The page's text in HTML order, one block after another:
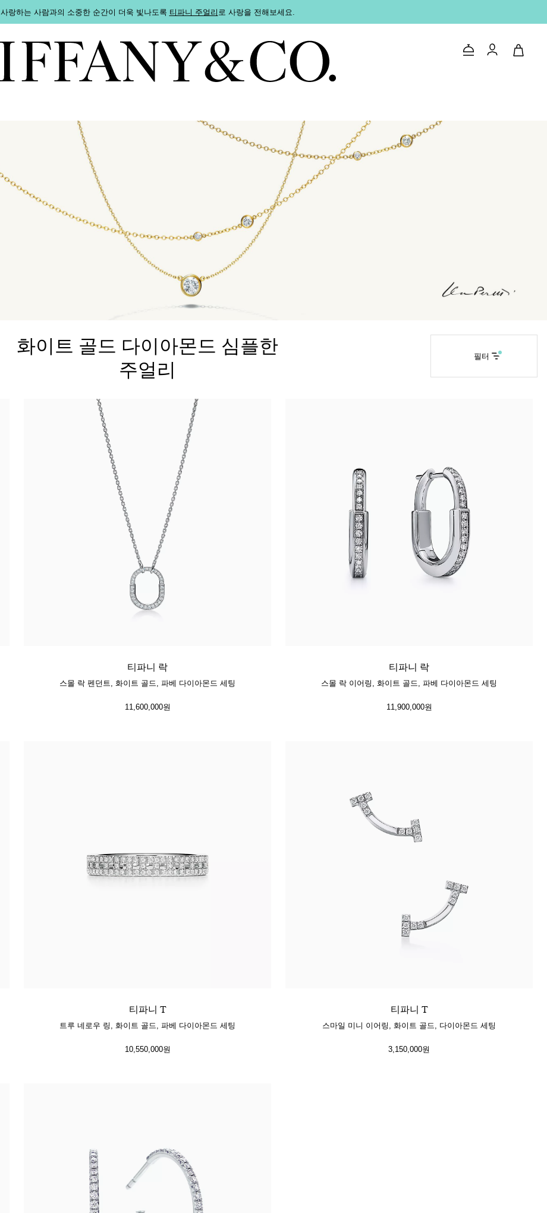
사랑하는 사람과의 소중한 순간이 더욱 빛나도록 티파니 주얼리로 사랑을 전해보세요.
문의하기로그인
티파니 포에버
하거나티파니 다이아몬드 가이드 를 확인해보세요
화이트 골드 다이아몬드 심플한
주얼리
필터
티파니 락
스몰 락 펜던트, 화이트 골드, 파베 다이아몬드 세팅
11,600,000원
티파니 락
스몰 락 이어링, 화이트 골드, 파베 다이아몬드 세팅
11,900,000원
티파니 T
트루 네로우 링, 화이트 골드, 파베 다이아몬드 세팅
10,550,000원
티파니 T
스마일 미니 이어링, 화이트 골드, 다이아몬드 세팅
3,150,000원